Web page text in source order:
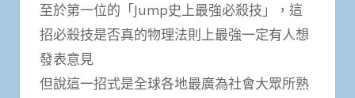
至於第一位的「Jump史上最強必殺技」，這
招必殺技是否真的物理法則上最強一定有人想
發表意見
但說這一招式是全球各地最廣為社會大眾所熟